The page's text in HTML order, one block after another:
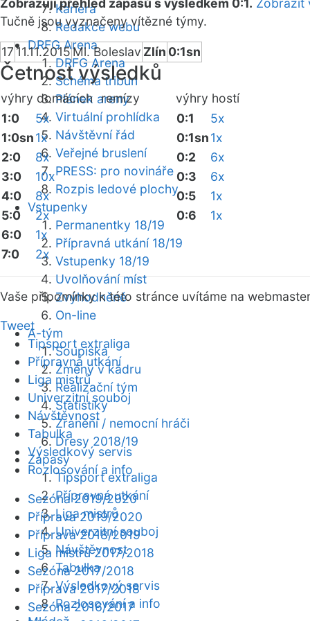
Kariéra
Redakce webu
DRFG Arena
DRFG Arena
Schéma tribun
Plánek areny
Virtuální prohlídka
Návštěvní řád
Veřejné bruslení
PRESS: pro novináře
Rozpis ledové plochy
Vstupenky
Permanentky 18/19
Přípravná utkání 18/19
Vstupenky 18/19
Uvolňování míst
Zvýhodněné
On-line
A-tým
Soupiska
Změny v kádru
Realizační tým
Statistiky
Zranění / nemocní hráči
Dresy 2018/19
Zápasy
Tipsport extraliga
Přípravná utkání
Liga mistrů
Univerzitní souboj
Návštěvnost
Tabulka
Výsledkový servis
Rozlosování a info
Zobrazuji přehled zápasů s výsledkem 0:1. Zobrazit
Tučně jsou vyznačeny vítězné týmy.
1711.11.2015Ml. Boleslav Zlín 0:1sn
Četnost výsledků
výhry domácíchremízy výhry hostí
1:0
5x
1:0sn1x
2:0
8x
3:0
10x
4:0
8x
5:0
2x
6:0
1x
7:0
2x
0:1
5x
0:1sn1x
0:2
6x
0:3
6x
0:5
1x
0:6
1x
Vaše připomínky k této stránce uvítáme na webmaster
Tweet
Tipsport extraliga
Přípravná utkání
Liga mistrů
Univerzitní souboj
Návštěvnost
Tabulka
Výsledkový servis
Rozlosování a info
Sezóna 2019/2020
Příprava 2019/2020
Příprava 2018/2019
Liga mistrů 2017/2018
Sezóna 2017/2018
Příprava 2017/2018
Sezóna 2016/2017